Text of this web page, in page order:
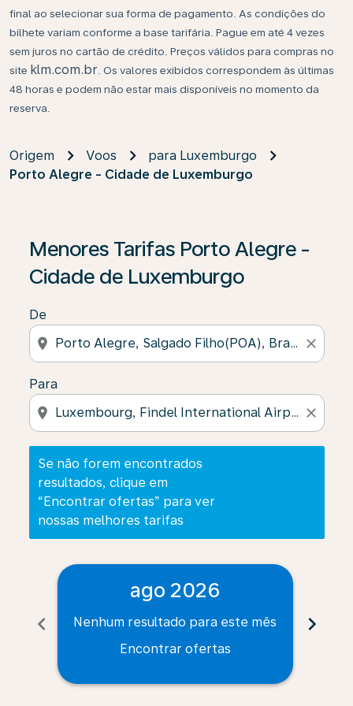
final ao selecionar sua forma de pagamento. As condições do
bilhete variam conforme a base tarifária. Pague em até 4 vezes
sem juros no cartão de crédito. Preços válidos para compras no
site klm.com.br . Os valores exibidos correspondem às últimas
48 horas e podem não estar mais disponíveis no momento da
reserva.
Origem Voos
para Luxemburgo
Porto Alegre - Cidade de Luxemburgo
Menores Tarifas Porto Alegre -
Cidade de Luxemburgo
De
location_on close
Para
location_on close
Se não forem encontrados
resultados, clique em
“Encontrar ofertas” para ver
nossas melhores tarifas
Se não forem encontrados resultados, clique em
chevron_left
ago 2026
Nenhum resultado para este mês
Encontrar ofertas
chevron_right